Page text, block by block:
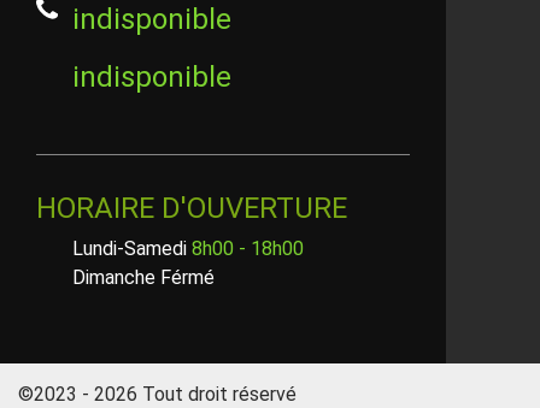
indisponible
indisponible
HORAIRE D'OUVERTURE
Lundi-Samedi 8h00 - 18h00
Dimanche Férmé
©2023 - 2026 Tout droit réservé